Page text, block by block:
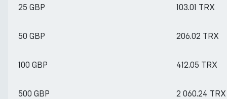
25 GBP 103.01 TRX
50 GBP 206.02 TRX
100 GBP 412.05 TRX
500 GBP 2 060.24 TRX